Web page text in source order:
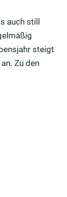
auch still
steigt
Zu den